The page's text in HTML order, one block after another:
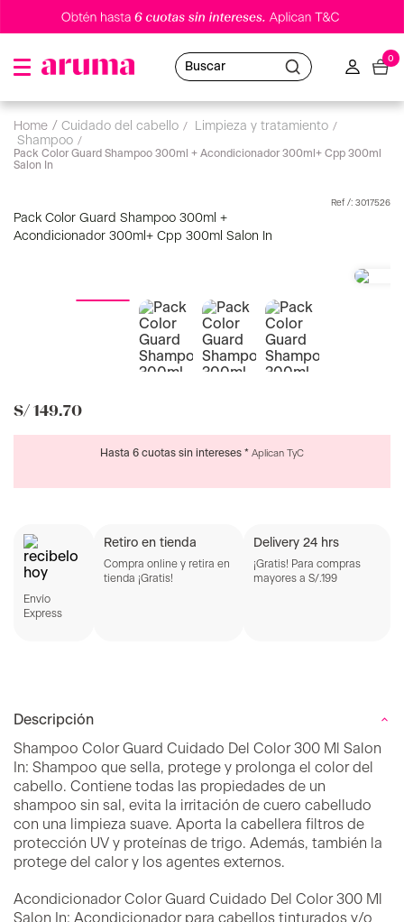
Buscar
0
cuidado del cabello
limpieza y tratamiento
shampoo
Pack Color Guard Shampoo 300ml + Acondicionador 300ml+ Cpp 300ml
Salon In
: 3017526
Pack Color Guard Shampoo 300ml +
Acondicionador 300ml+ Cpp 300ml Salon In
S/ 149.70
Hasta 6 cuotas sin intereses * Aplican TyC
Envío
Express
Retiro en tienda
Compra online y retira en
tienda ¡Gratis!
Delivery 24 hrs
¡Gratis! Para compras
mayores a S/.199
Descripción
Shampoo Color Guard Cuidado Del Color 300 Ml Salon
In: Shampoo que sella, protege y prolonga el color del
cabello. Contiene todas las propiedades de un
shampoo sin sal, evita la irritación de cuero cabelludo
con una limpieza suave. Aporta la cabellera filtros de
protección UV y proteínas de trigo. Además, también la
protege del calor y los agentes externos.
Acondicionador Color Guard Cuidado Del Color 300 Ml
Salon In: Acondicionador para cabellos tinturados y/o